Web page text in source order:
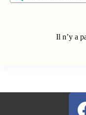
Il n’y a